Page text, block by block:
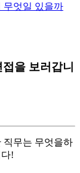
무엇일 있을까
을 보러갑니
직무는 무엇을하
!